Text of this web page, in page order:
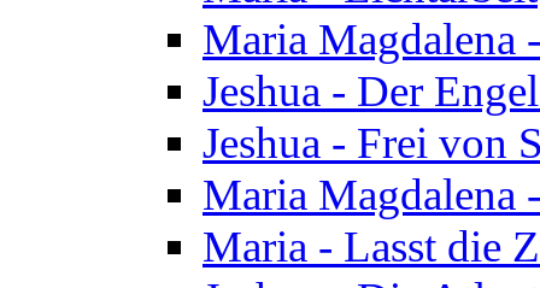
Maria Magdalena
Jeshua - Der
Jeshua - Frei von
Maria Magdalena
Maria - Lasst die